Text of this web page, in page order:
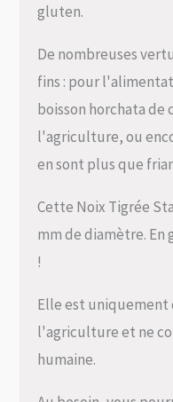
gluten.
De nombreuses
fins : pour
boisson horchata
l'agriculture, ou
en sont plus que
Cette Noix Tigrée
mm de diamètre. En
!
Elle est uniquement
l'agriculture et ne
humaine.